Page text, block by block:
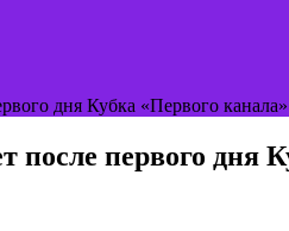
дня Кубка «Первого
после первого